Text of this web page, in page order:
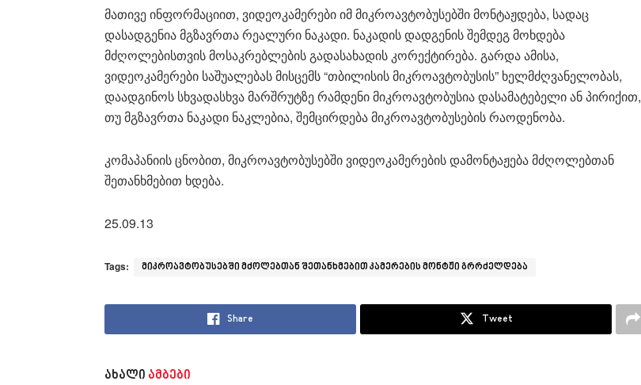
მათივე ინფორმაციით, ვიდეოკამერები იმ მიკროავტობუსებში მონტაჟდება, სადაც
დასადგენია მგზავრთა რეალური ნაკადი. ნაკადის დადგენის შემდეგ მოხდება
მძღოლებისთვის მოსაკრებლების გადასახადის კორექტირება. გარდა ამისა,
ვიდეოკამერები საშუალებას მისცემს “თბილისის მიკროავტობუსის” ხელმძღვანელობას,
დაადგინოს სხვადასხვა მარშრუტზე რამდენი მიკროავტობუსია დასამატებელი ან პირიქით,
თუ მგზავრთა ნაკადი ნაკლებია, შემცირდება მიკროავტობუსების რაოდენობა.
კომაპანიის ცნობით, მიკროავტობუსებში ვიდეოკამერების დამონტაჟება მძღოლებთან
შეთანხმებით ხდება.
25.09.13
Tags: მიკროავტობუსებში მძოლებთან შეთანხმებით კამერების მონტჟი გრრძელდება
Share Tweet
ახალი ამბები